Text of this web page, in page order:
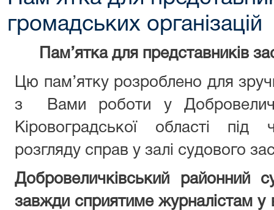
громадських організацій
Пам’яткадля представників
Цю пам’ятку розроблено для
з Вами роботи у
Кіровоградської області під
розгляду справ у залі судового
Добровеличківський районний
завжди сприятиме журналістам у